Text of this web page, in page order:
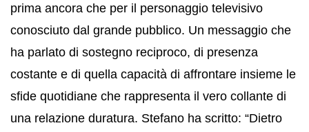
prima ancora che per il personaggio televisivo
conosciuto dal grande pubblico. Un messaggio che
ha parlato di sostegno reciproco, di presenza
costante e di quella capacità di affrontare insieme le
sfide quotidiane che rappresenta il vero collante di
una relazione duratura. Stefano ha scritto: “Dietro